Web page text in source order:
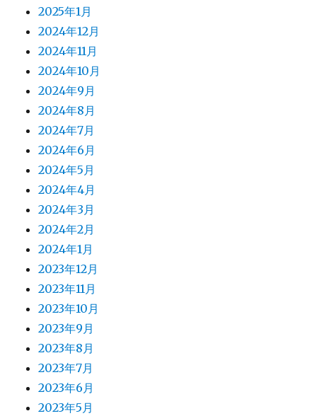
2025年1月
2024年12月
2024年11月
2024年10月
2024年9月
2024年8月
2024年7月
2024年6月
2024年5月
2024年4月
2024年3月
2024年2月
2024年1月
2023年12月
2023年11月
2023年10月
2023年9月
2023年8月
2023年7月
2023年6月
2023年5月